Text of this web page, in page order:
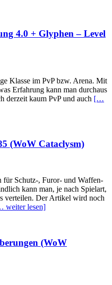
4.0 + Glyphen – Level
Klasse im PvP bzw. Arena. Mit
Erfahrung kann man durchaus
derzeit kaum PvP und auch […
(WoW Cataclysm)
für Schutz-, Furor- und Waffen-
kann man, je nach Spielart,
verteilen. Der Artikel wird noch
weiter lesen]
(WoW